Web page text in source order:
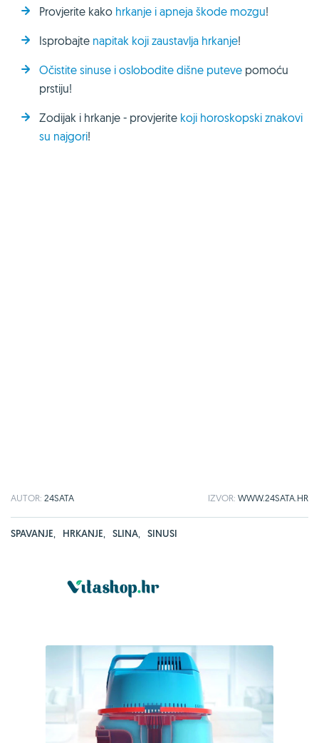
Provjerite kako hrkanje i apneja škode mozgu!
Isprobajte napitak koji zaustavlja hrkanje!
Očistite sinuse i oslobodite dišne puteve pomoću
prstiju!
Zodijak i hrkanje - provjerite koji horoskopski znakovi
su najgori!
AUTOR: 24SATA IZVOR: WWW.24SATA.HR
SPAVANJE, HRKANJE, SLINA, SINUSI